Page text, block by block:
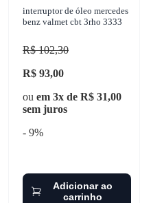
interruptor de óleo mercedes
benz valmet cbt 3rho 3333
R$ 102,30
R$ 93,00
ou em 3x de R$ 31,00
sem juros
- 9%
Adicionar ao
carrinho